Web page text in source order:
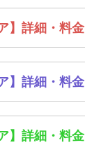
】詳細・料金
】詳細・料金
】詳細・料金